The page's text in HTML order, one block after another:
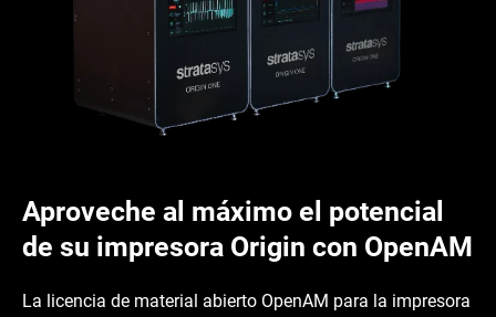
Aproveche al máximo el potencial
de su impresora Origin con OpenAM
La licencia de material abierto OpenAM para la impresora